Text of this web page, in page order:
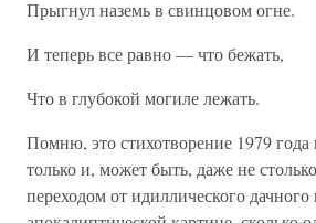
Прыгнул наземь в свинцовом огне.
И теперь все равно — что бежать,
Что в глубокой могиле лежать.
Помню, это стихотворение 1979 года
только и, может быть, даже не
переходом от идиллического дачного